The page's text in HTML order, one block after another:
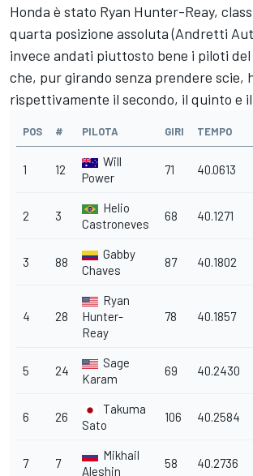
Honda è stato Ryan Hunter-Reay,
quarta posizione assoluta (Andretti
invece andati piuttosto bene i piloti del
che, pur girando senza prendere scie,
rispettivamente il secondo, il quinto e
POS # PILOTA GIRI TEMPO
1 12
Will
Power
71 40.0613
2 3
Helio
Castroneves
68 40.1271
3 88
Gabby
Chaves
87 40.1802
4 28
Ryan
Hunter-
Reay
78 40.1857
5 24
Sage
Karam
69 40.2430
6 26
Takuma
Sato
106 40.2584
7 7
Mikhail
Aleshin
58 40.2736